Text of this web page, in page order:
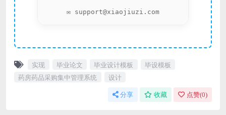
✉️ support@xiaojiuzi.com
实现 毕业论文 毕业设计模板
毕设模板
药房药品采购集中管理系统
设计
分享 收藏 点赞(0)